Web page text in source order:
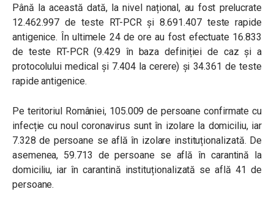
Până la această dată, la nivel național, au fost prelucrate
12.462.997 de teste RT-PCR și 8.691.407 teste rapide
antigenice. În ultimele 24 de ore au fost efectuate 16.833
de teste RT-PCR (9.429 în baza definiției de caz și a
protocolului medical și 7.404 la cerere) și 34.361 de teste
rapide antigenice.
Pe teritoriul României, 105.009 de persoane confirmate cu
infecție cu noul coronavirus sunt în izolare la domiciliu, iar
7.328 de persoane se află în izolare instituționalizată. De
asemenea, 59.713 de persoane se află în carantină la
domiciliu, iar în carantină instituționalizată se află 41 de
persoane.